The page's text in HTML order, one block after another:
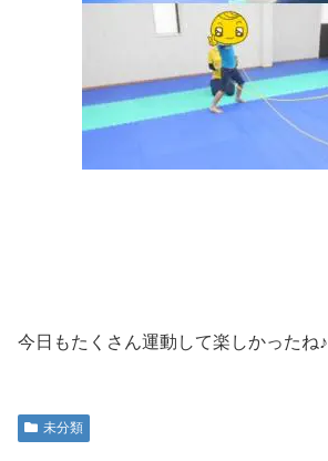
今日もたくさん運動して楽しかったね♪
未分類